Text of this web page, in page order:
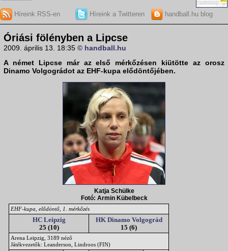
Híreink RSS-en Híreink a Twitteren handball.hu blog
Óriási fölényben a Lipcse
2009. április 13. 18:35 © handball.hu
A német Lipcsemár az első mérkőzésen kiütötte az orosz
Dinamo Volgográdot az EHF-kupa elődöntőjében.
Katja Schülke
Fotó: Armin Kübelbeck
EHF-kupa, elődöntő, 1. mérkőzés
HC Leipzig
25 (10)
HK Dinamo Volgográd
15 (6)
Arena Leipzig, 3189 néző
Játékvezetők: Leanderson, Lindroos (FIN)